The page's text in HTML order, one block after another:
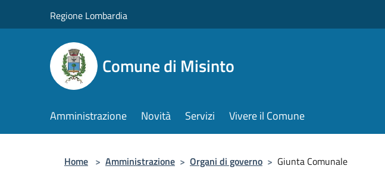
Regione Lombardia
Comune di Misinto
Amministrazione Novità Servizi Vivere il Comune
Home > Amministrazione > Organi di governo > Giunta Comunale